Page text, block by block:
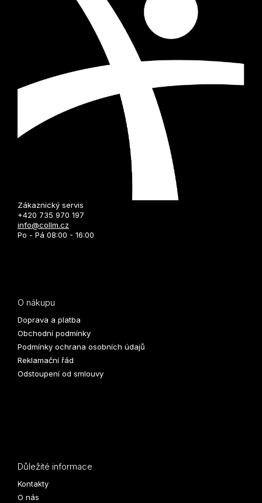
Zákaznický servis
+420 735 970 197
info@collm.cz
Po - Pá 08:00 - 16:00
O nákupu
Doprava a platba
Obchodní podmínky
Podmínky ochrana osobních údajů
Reklamační řád
Odstoupení od smlouvy
Důležité informace
Kontakty
O nás